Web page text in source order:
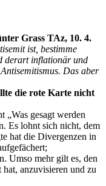
Grass TAz, 10. 4.
ist, bestimme
derart inflationär und
Das aber
die rote Karte nicht
„Was gesagt werden
Es lohnt sich nicht, dem
hat die Divergenzen in
Umso mehr gilt es, den
anzuvisieren und zu